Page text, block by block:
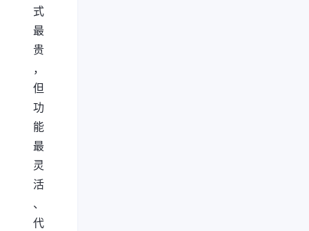
式
最
贵
，
但
功
能
最
灵
活
、
代